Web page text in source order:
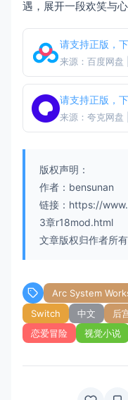
遇，展开一段欢笑与
请支持正版，
来源：百度网盘
请支持正版，
来源：夸克网盘
版权声明：
作者：bensunan
链接：https://
3章r18mod.html
文章版权归作者所
Arc System
Switch
中文 后
恋爱冒险
视觉小说